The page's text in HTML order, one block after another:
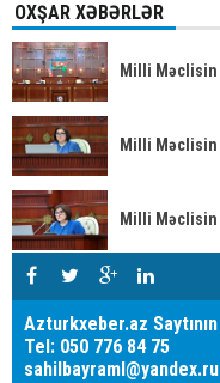
OXŞAR XƏBƏRLƏR
Milli Məclisin
Milli
Milli Məclisin
Azturkxeber.az
Tel: 050 776 84 75
sahilbayraml@yandex.ru